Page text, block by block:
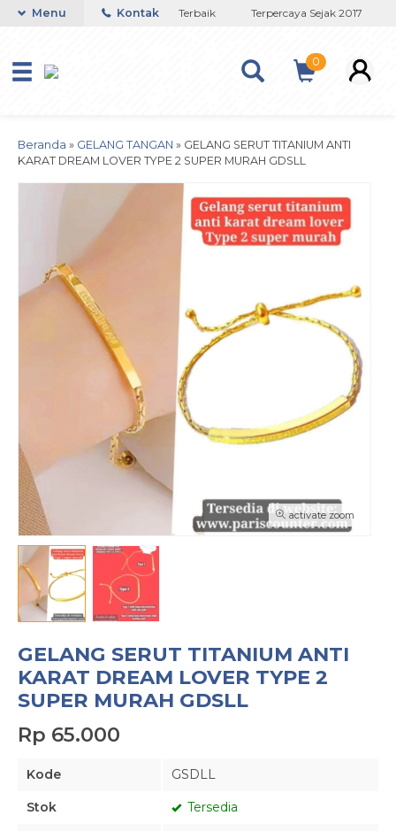
Toko Titanium Lapisan Emas Terbaik Terpercaya Sejak 2017
Menu Kontak
0
Beranda » GELANG TANGAN » GELANG SERUT TITANIUM ANTI
KARAT DREAM LOVER TYPE 2 SUPER MURAH GDSLL
activate zoom
GELANG SERUT TITANIUM ANTI
KARAT DREAM LOVER TYPE 2
SUPER MURAH GDSLL
Rp 65.000
Kode GSDLL
Stok Tersedia